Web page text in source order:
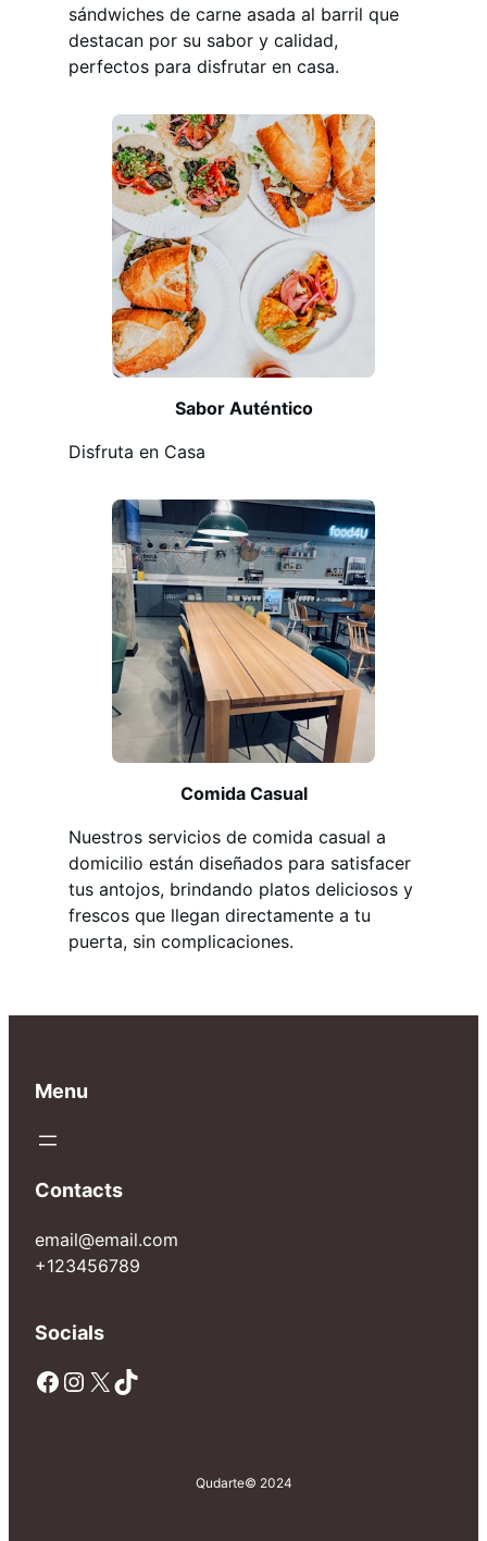
sándwiches de carne asada al barril que
destacan por su sabor y calidad,
perfectos para disfrutar en casa.
Sabor Auténtico
Disfruta en Casa
Comida Casual
Nuestros servicios de comida casual a
domicilio están diseñados para satisfacer
tus antojos, brindando platos deliciosos y
frescos que llegan directamente a tu
puerta, sin complicaciones.
Menu
Contacts
email@email.com
+123456789
Socials
Facebook Instagram X TikTok
Qudarte© 2024